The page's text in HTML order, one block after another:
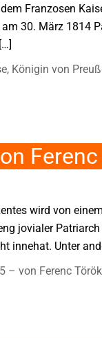
Franzosen
30. März 1814
Königin von
wird von
jovialer
innehat. Unter
– von Ferenc Török